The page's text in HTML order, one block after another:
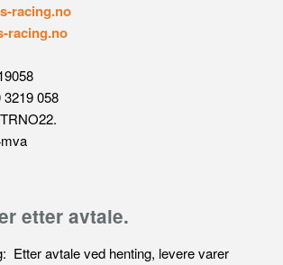
racing.no
racing.no
058
etter avtale.
Etter avtale ved henting, levere varer